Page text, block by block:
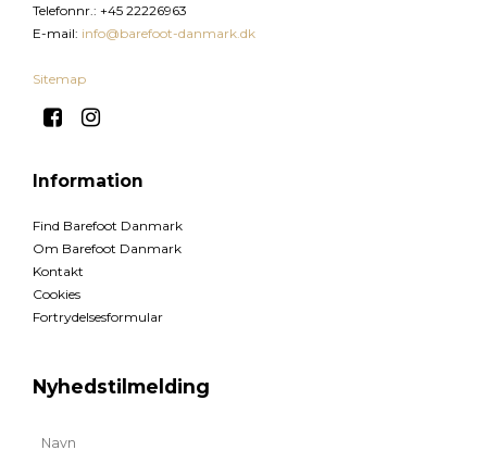
Telefonnr.: +45 22226963
E-mail: info@barefoot-danmark.dk
Sitemap
Information
Find Barefoot Danmark
Om Barefoot Danmark
Kontakt
Cookies
Fortrydelsesformular
Nyhedstilmelding